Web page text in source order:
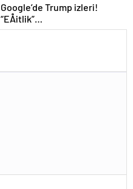
Google’de Trump izleri!
“EÅitlik”
ilkesiÂ rafaÂ kaldÄ±rÄ±lÄ±yor,